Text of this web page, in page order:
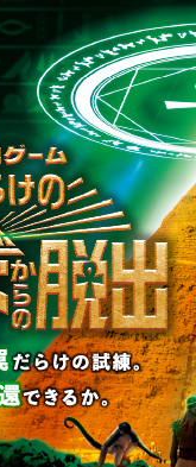
ム制作
るお
談／
のお問